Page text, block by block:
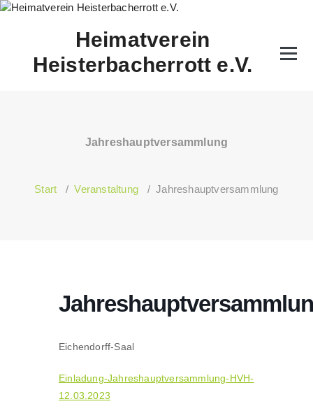
Zum
Heimatverein
Heisterbacherrott e.V.
Jahreshauptversammlung
Start /Veranstaltung /Jahreshauptversammlung
Eichendorff-Saal
Einladung-Jahreshauptversammlung-HVH-
12.03.2023